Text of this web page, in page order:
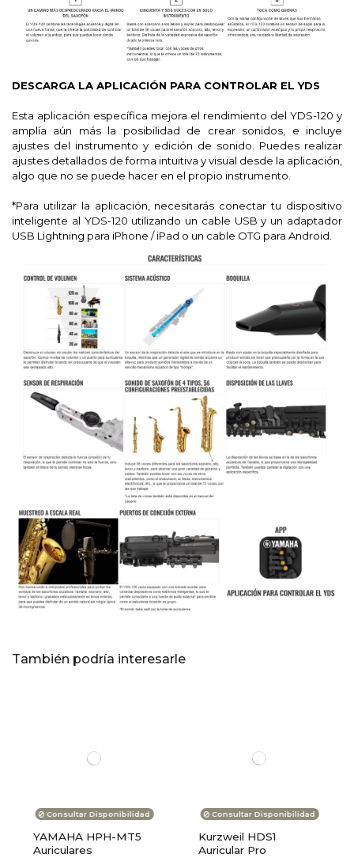
DESCARGA LA APLICACIÓN PARA CONTROLAR EL YDS
Esta aplicación específica mejora el rendimiento del YDS-120 y
amplía aún más la posibilidad de crear sonidos, e incluye
ajustes del instrumento y edición de sonido. Puedes realizar
ajustes detallados de forma intuitiva y visual desde la aplicación,
algo que no se puede hacer en el propio instrumento.
*Para utilizar la aplicación, necesitarás conectar tu dispositivo
inteligente al YDS-120 utilizando un cable USB y un adaptador
USB Lightning para iPhone / iPad o un cable OTG para Android.
También podría interesarle
Consultar Disponibilidad
YAMAHA HPH-MT5
Auriculares
Consultar Disponibilidad
Kurzweil HDS1
Auricular Pro